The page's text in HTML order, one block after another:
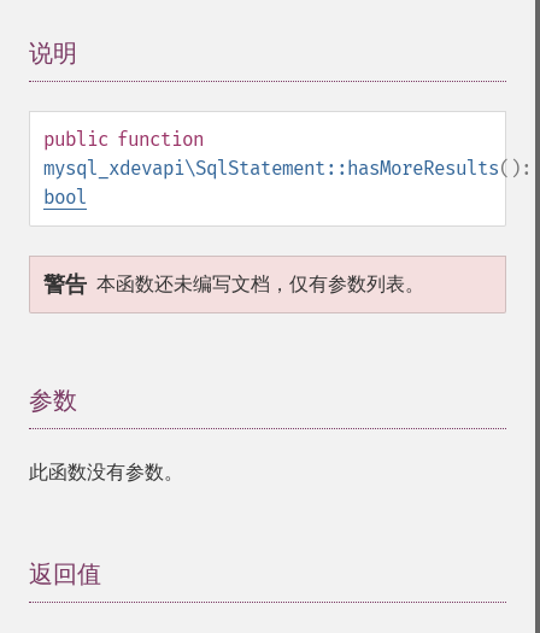
说明
public function
mysql_xdevapi\SqlStatement::hasMoreResults():
bool
警告 本函数还未编写文档，仅有参数列表。
参数
此函数没有参数。
返回值